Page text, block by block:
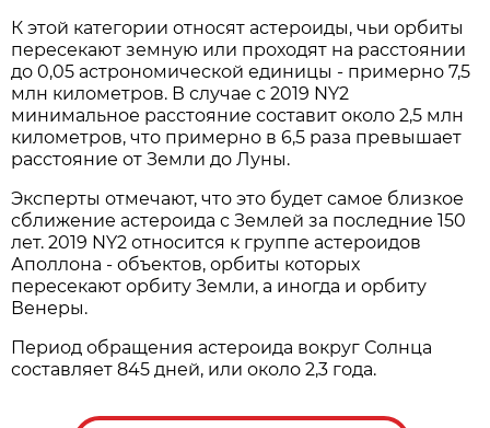
К этой категории относят астероиды, чьи орбиты
пересекают земную или проходят на расстоянии
до 0,05 астрономической единицы - примерно 7,5
млн километров. В случае с 2019 NY2
минимальное расстояние составит около 2,5 млн
километров, что примерно в 6,5 раза превышает
расстояние от Земли до Луны.
Эксперты отмечают, что это будет самое близкое
сближение астероида с Землей за последние 150
лет. 2019 NY2 относится к группе астероидов
Аполлона - объектов, орбиты которых
пересекают орбиту Земли, а иногда и орбиту
Венеры.
Период обращения астероида вокруг Солнца
составляет 845 дней, или около 2,3 года.